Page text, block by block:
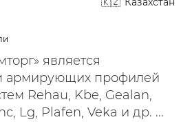
является
армирующих профилей
Rehau, Kbe, Gealan,
Lg, Plafen, Veka и др. ...